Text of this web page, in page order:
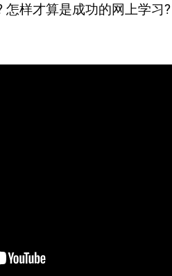
怎样才算是成功的网上学习?